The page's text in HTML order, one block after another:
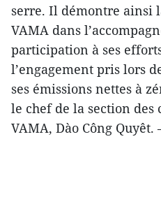
serre. Il démontre ainsi
VAMA dans
participation à ses
l’engagement pris lors
ses émissions nettes à
le chef de la section
VAMA, Dào Công Quyêt.